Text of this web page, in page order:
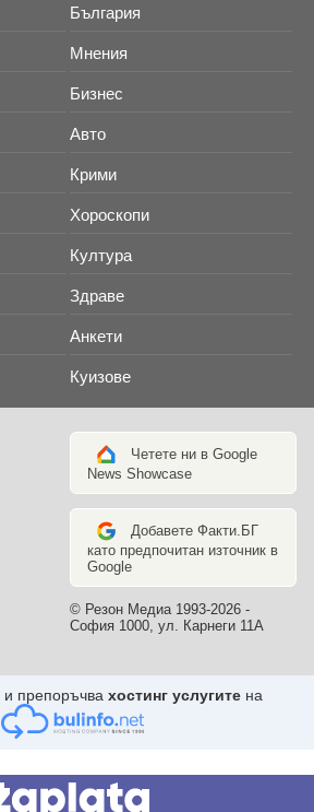
България
Мнения
Бизнес
Авто
Крими
Хороскопи
Култура
Здраве
Анкети
Куизове
Четете ни в Google
News Showcase
Добавете Факти.БГ
като предпочитан източник в
Google
© Резон Медиа 1993-2026 -
София 1000, ул. Карнеги 11А
и препоръчва хостинг услугите на